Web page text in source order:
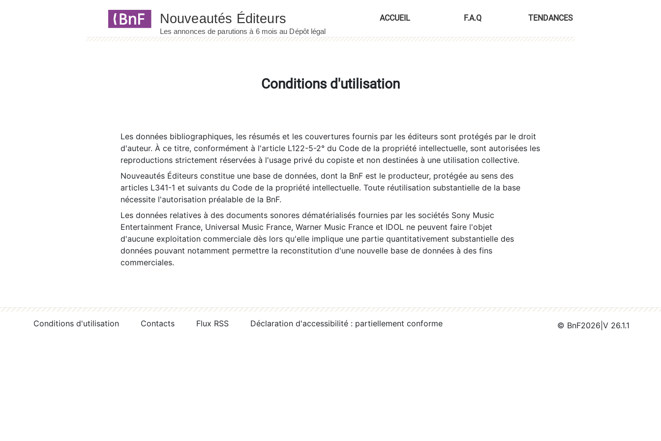
ACCUEIL F.A.Q TENDANCES
Conditions d'utilisation
Les données bibliographiques, les résumés et les couvertures fournis par les éditeurs sont protégés par le droit
d'auteur. À ce titre, conformément à l'article L122-5-2° du Code de la propriété intellectuelle, sont autorisées les
reproductions strictement réservées à l'usage privé du copiste et non destinées à une utilisation collective.
Nouveautés Éditeurs constitue une base de données, dont la BnF est le producteur, protégée au sens des
articles L341-1 et suivants du Code de la propriété intellectuelle. Toute réutilisation substantielle de la base
nécessite l'autorisation préalable de la BnF.
Les données relatives à des documents sonores dématérialisés fournies par les sociétés Sony Music
Entertainment France, Universal Music France, Warner Music France et IDOL ne peuvent faire l'objet
d'aucune exploitation commerciale dès lors qu'elle implique une partie quantitativement substantielle des
données pouvant notamment permettre la reconstitution d'une nouvelle base de données à des fins
commerciales.
Conditions d'utilisation Contacts Flux RSS Déclaration d'accessibilité : partiellement conforme © BnF2026 V 26.1.1